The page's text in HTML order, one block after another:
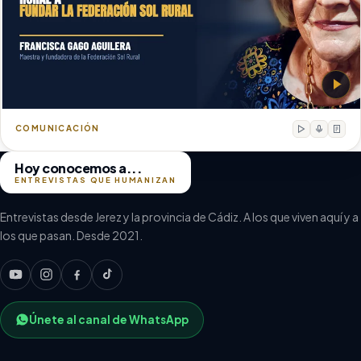
Francisca Gago Aguilera
Maestra y fundadora de la Federación Sol Rural
COMUNICACIÓN
Hoy conocemos a...
ENTREVISTAS QUE HUMANIZAN
Entrevistas desde Jerez y la provincia de Cádiz. A los que viven aquí y a
los que pasan. Desde 2021.
Únete al canal de WhatsApp